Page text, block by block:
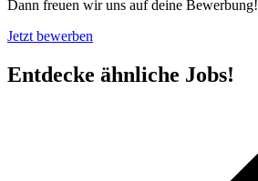
Dann freuen wir uns auf deine Bewerbung!
Jetzt bewerben
Entdecke ähnliche Jobs!